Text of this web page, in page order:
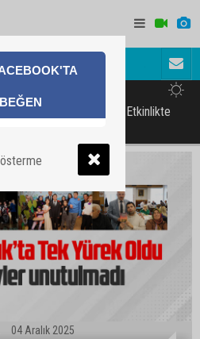
Kalkınma Ajansı'nda Avukat
akını
Günü: Dört Farklı Etkinlikte
04 Aralık 2025
BEĞEN